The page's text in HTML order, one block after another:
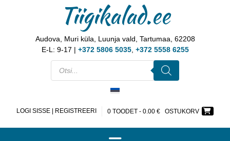
Tiigikalad.ee
Audova, Muri küla, Luunja vald, Tartumaa, 62208
E-L: 9-17 | +372 5806 5035, +372 5558 6255
LOGI SISSE | REGISTREERI 0 TOODET - 0.00 € OSTUKORV